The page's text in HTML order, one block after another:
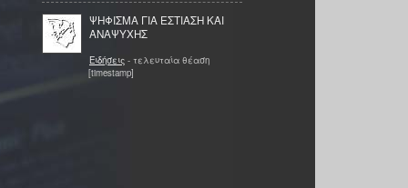
ΨΗΦΙΣΜΑ ΓΙΑ ΕΣΤΙΑΣΗ ΚΑΙ
ΑΝΑΨΥΧΗΣ
Ειδήσεις - τελευταία θέαση
[timestamp]